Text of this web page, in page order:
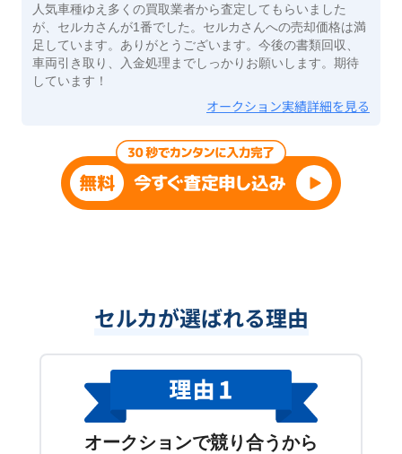
人気車種ゆえ多くの買取業者から査定してもらいました
が、セルカさんが1番でした。セルカさんへの売却価格は満
足しています。ありがとうございます。今後の書類回収、
車両引き取り、入金処理までしっかりお願いします。期待
しています！
オークション実績詳細を見る
セルカが選ばれる理由
オークションで競り合うから